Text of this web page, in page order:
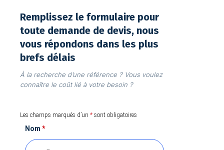
Remplissez le formulaire pour
toute demande de devis, nous
vous répondons dans les plus
brefs délais
À la recherche d’une référence ? Vous voulez
connaître le coût lié à votre besoin ?
Les champs marqués d’un * sont obligatoires
Nom *